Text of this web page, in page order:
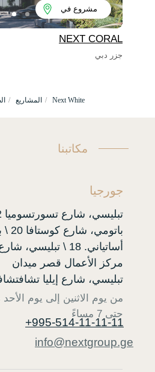
مشروع في
دبي
NEXT CORAL
جزر دبي
/ المشاريع / Next White
مكاتبنا
جورجيا
تبليسي، شارع تسورتسوميا 12
مركز الأعمال قصر ميدان
تبليسي، شارع إيليا
حتى 7 مساءً
+995-514-11-11-11
info@nextgroup.ge